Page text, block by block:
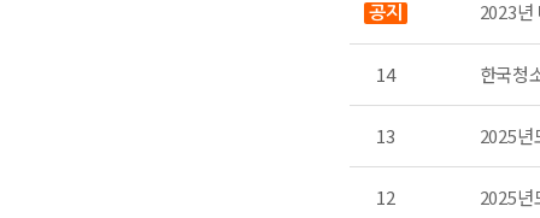
공지 2023년
14 한국청
13 2025년
12 2025년